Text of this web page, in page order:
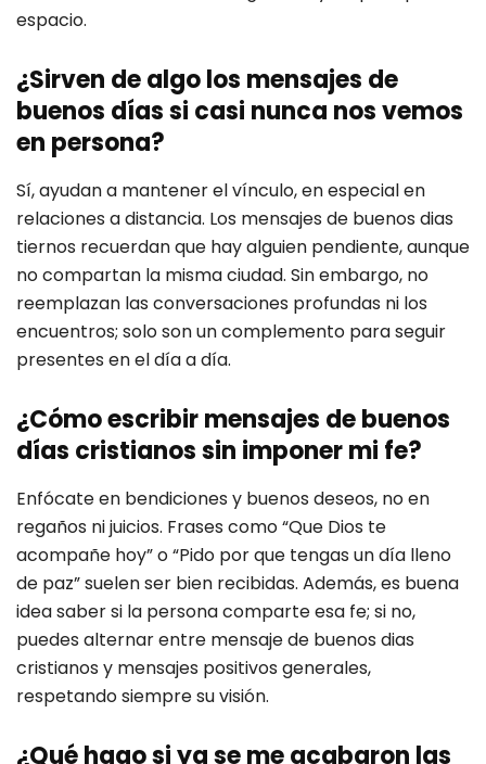
espacio.
¿Sirven de algo los mensajes de
buenos días si casi nunca nos vemos
en persona?
Sí, ayudan a mantener el vínculo, en especial en
relaciones a distancia. Los mensajes de buenos dias
tiernos recuerdan que hay alguien pendiente, aunque
no compartan la misma ciudad. Sin embargo, no
reemplazan las conversaciones profundas ni los
encuentros; solo son un complemento para seguir
presentes en el día a día.
¿Cómo escribir mensajes de buenos
días cristianos sin imponer mi fe?
Enfócate en bendiciones y buenos deseos, no en
regaños ni juicios. Frases como “Que Dios te
acompañe hoy” o “Pido por que tengas un día lleno
de paz” suelen ser bien recibidas. Además, es buena
idea saber si la persona comparte esa fe; si no,
puedes alternar entre mensaje de buenos dias
cristianos y mensajes positivos generales,
respetando siempre su visión.
¿Qué hago si ya se me acabaron las